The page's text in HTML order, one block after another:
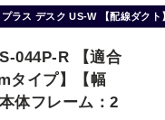
プラス デスク US-W 【配線ダク
044P-R 【適合
タイプ】【幅
体フレーム：2